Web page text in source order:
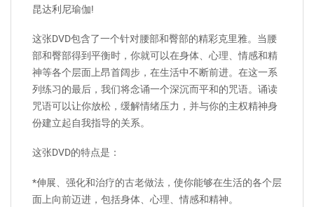
昆达利尼瑜伽!
这张DVD包含了一个针对腰部和臀部的精彩克里雅。当腰
部和臀部得到平衡时，你就可以在身体、心理、情感和精
神等各个层面上昂首阔步，在生活中不断前进。在这一系
列练习的最后，我们将念诵一个深沉而平和的咒语。诵读
咒语可以让你放松，缓解情绪压力，并与你的主权精神身
份建立起自我指导的关系。
这张DVD的特点是：
*伸展、强化和治疗的古老做法，使你能够在生活的各个层
面上向前迈进，包括身体、心理、情感和精神。